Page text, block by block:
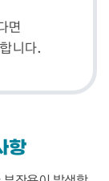
면
니다.
항